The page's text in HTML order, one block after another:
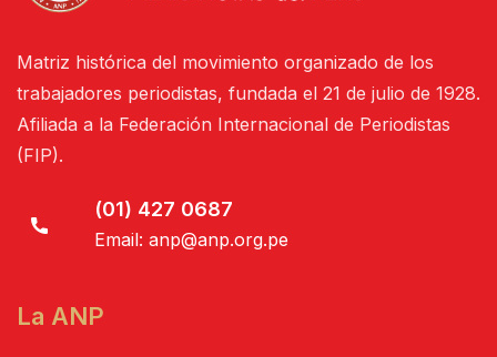
Matriz histórica del movimiento organizado de los
trabajadores periodistas, fundada el 21 de julio de 1928.
Afiliada a la Federación Internacional de Periodistas
(FIP).
(01) 427 0687
Email: anp@anp.org.pe
La ANP